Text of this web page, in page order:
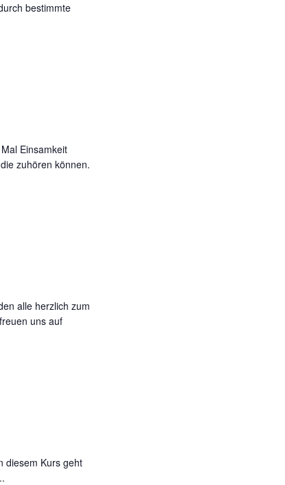
bestimmte
Einsamkeit
zuhören können.
alle herzlich zum
uns auf
diesem Kurs geht